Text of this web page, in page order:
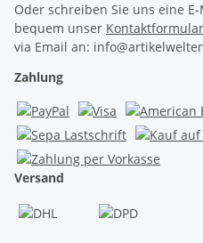
Oder schreiben Sie uns eine
bequem unser Kontaktformular
via Email an:
Zahlung
Versand